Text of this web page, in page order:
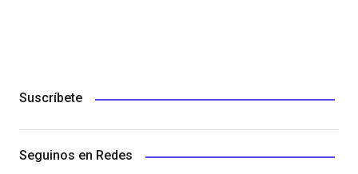
Suscríbete
Seguinos en Redes